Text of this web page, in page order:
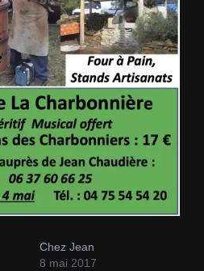
Chez Jean
8 mai 2017